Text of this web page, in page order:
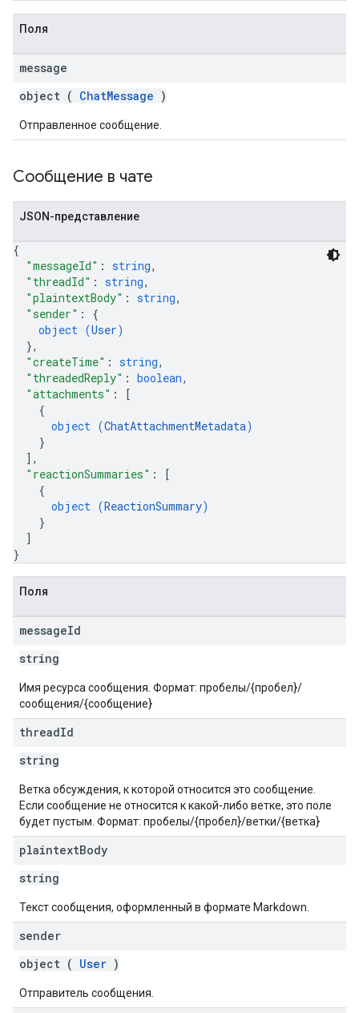
Поля
message
object ( ChatMessage )
Отправленное сообщение.
Сообщение в чате
JSON-представление
{
"messageId" : string,
"threadId" : string,
"plaintextBody" : string,
"sender" : {
object (User)
},
"createTime" : string,
"threadedReply" : boolean,
"attachments" :
[
{
object (ChatAttachmentMetadata)
}
] ,
"reactionSummaries" :
[
{
object (ReactionSummary)
}
]
}
Поля
messageId
string
Имя ресурса сообщения. Формат: пробелы/{пробел}/
сообщения/{сообщение}
threadId
string
Ветка обсуждения, к которой относится это сообщение.
Если сообщение не относится к какой-либо ветке, это поле
будет пустым. Формат: пробелы/{пробел}/ветки/{ветка}
plaintextBody
string
Текст сообщения, оформленный в формате Markdown.
sender
object ( User )
Отправитель сообщения.